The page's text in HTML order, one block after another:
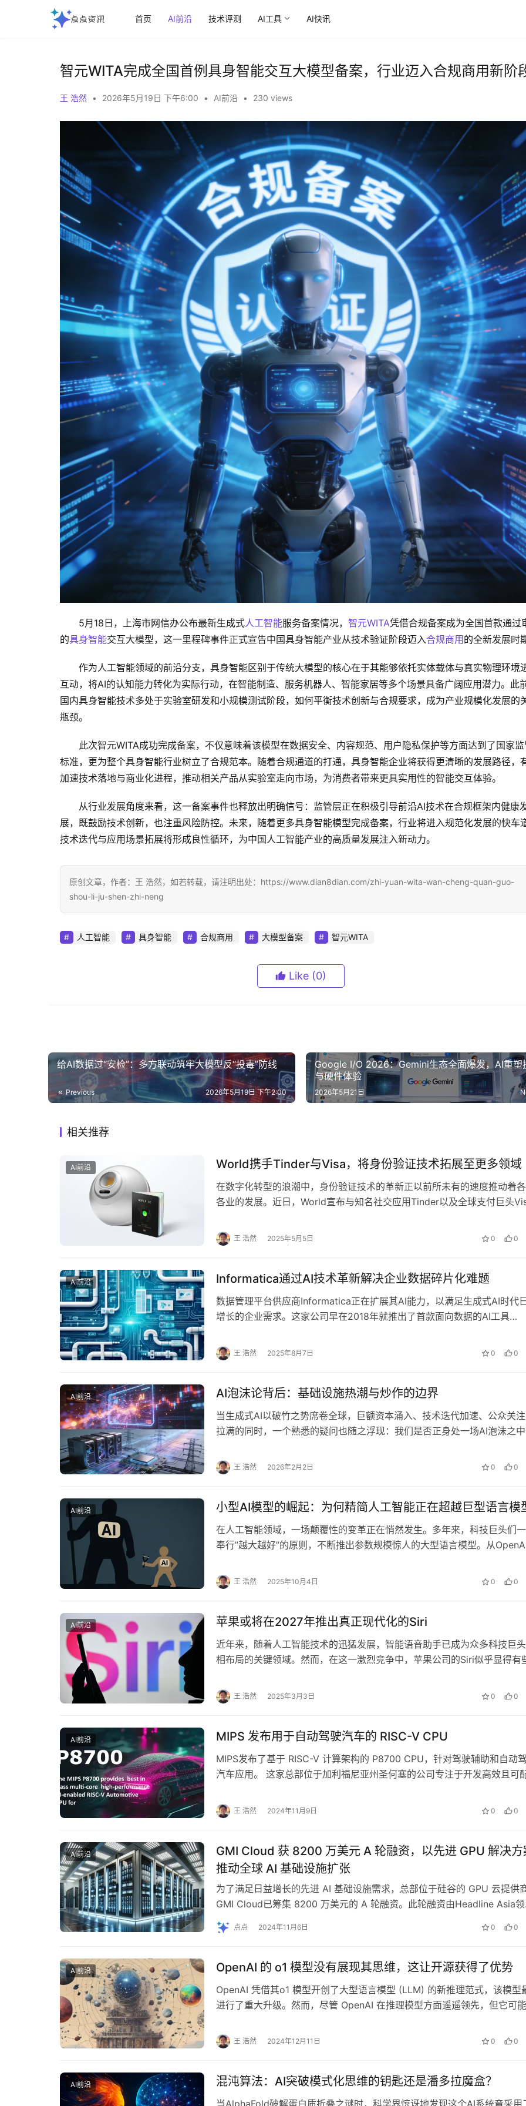
首页 AI前沿 技术评测 AI工具 AI快讯
智元WITA完成全国首例具身智能交互大模型备案，行业迈入合规商用新阶
王 浩然 • 2026年5月19日 下午6:00 • AI前沿 • 230 views
5月18日，上海市网信办公布最新生成式人工智能服务备案情况， 智元WITA凭借合规备案成为全国首款通过
的具身智能交互大模型，这一里程碑事件正式宣告中国具身智能产业从技术验证阶段迈入合规商用 的全新发展时
作为人工智能领域的前沿分支，具身智能区别于传统大模型的核心在于其能够依托实体载体与真实物理环境
互动，将AI的认知能力转化为实际行动，在智能制造、服务机器人、智能家居等多个场景具备广阔应用潜力。此前
国内具身智能技术多处于实验室研发和小规模测试阶段，如何平衡技术创新与合规要求，成为产业规模化发展的
瓶颈。
此次智元WITA成功完成备案，不仅意味着该模型在数据安全、内容规范、用户隐私保护等方面达到了国家监
标准，更为整个具身智能行业树立了合规范本。随着合规通道的打通，具身智能企业将获得更清晰的发展路径，
加速技术落地与商业化进程，推动相关产品从实验室走向市场，为消费者带来更具实用性的智能交互体验。
从行业发展角度来看，这一备案事件也释放出明确信号：监管层正在积极引导前沿AI技术在合规框架内健康
展，既鼓励技术创新，也注重风险防控。未来，随着更多具身智能模型完成备案，行业将进入规范化发展的快车道
技术迭代与应用场景拓展将形成良性循环，为中国人工智能产业的高质量发展注入新动力。
原创文章，作者：王 浩然，如若转载，请注明出处：https://www.dian8dian.com/zhi-yuan-wita-wan-cheng-quan-guo-
shou-li-ju-shen-zhi-neng
人工智能 具身智能 合规商用 大模型备案 智元WITA
Like (0)
给AI数据过“安检”：多方联动筑牢大模型反“投毒”防线
Previous 2026年5月19日 下午2:00
Google I/O 2026：Gemini生态全面爆发，AI重塑
与硬件体验
2026年5月21日
相关推荐
AI前沿 World携手Tinder与Visa，将身份验证技术拓展至更多领域
在数字化转型的浪潮中，身份验证技术的革新正以前所未有的速度推动着
各业的发展。近日，World宣布与知名社交应用Tinder以及全球支付巨头
王 浩然 2025年5月5日 0 0
AI前沿 Informatica通过AI技术革新解决企业数据碎片化难题
数据管理平台供应商Informatica正在扩展其AI能力，以满足生成式AI时代
增长的企业需求。这家公司早在2018年就推出了首款面向数据的AI工具
王 浩然 2025年8月7日 0 0
AI前沿 AI泡沫论背后：基础设施热潮与炒作的边界
当生成式AI以破竹之势席卷全球，巨额资本涌入、技术迭代加速、公众关
拉满的同时，一个熟悉的疑问也随之浮现：我们是否正身处一场AI泡沫之中
王 浩然 2026年2月2日 0 0
AI前沿 小型AI模型的崛起：为何精简人工智能正在超越巨型语言模
在人工智能领域，一场颠覆性的变革正在悄然发生。多年来，科技巨头们
奉行”越大越好”的原则，不断推出参数规模惊人的大型语言模型。从
王 浩然 2025年10月4日 0 0
AI前沿 苹果或将在2027年推出真正现代化的Siri‌
近年来，随着人工智能技术的迅猛发展，智能语音助手已成为众多科技巨
相布局的关键领域。然而，在这一激烈竞争中，苹果公司的Siri似乎显得有
王 浩然 2025年3月3日 0 0
AI前沿 MIPS 发布用于自动驾驶汽车的 RISC-V CPU
MIPS发布了基于 RISC-V 计算架构的 P8700 CPU，针对驾驶辅助和自动
汽车应用。 这家总部位于加利福尼亚州圣何塞的公司专注于开发高效且可
王 浩然 2024年11月9日 0 0
AI前沿
GMI Cloud 获 8200 万美元 A 轮融资，以先进 GPU 解决方
推动全球 AI 基础设施扩张
为了满足日益增长的先进 AI 基础设施需求，总部位于硅谷的 GPU 云提供
GMI Cloud已筹集 8200 万美元的 A 轮融资。此轮融资由Headline Asia领
投，并得…
点点 2024年11月6日 0 0
AI前沿 OpenAI 的 o1 模型没有展现其思维，这让开源获得了优势
OpenAI 凭借其o1 模型开创了大型语言模型 (LLM) 的新推理范式，该模型
进行了重大升级。然而，尽管 OpenAI 在推理模型方面遥遥领先，但它可
王 浩然 2024年12月11日 0 0
AI前沿 混沌算法：AI突破模式化思维的钥匙还是潘多拉魔盒？‌